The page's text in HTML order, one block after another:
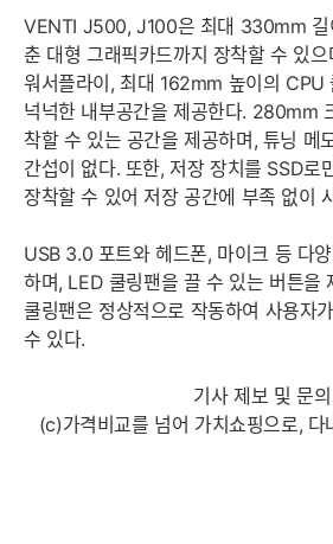
VENTI J500, J100은 최대 330mm 길
춘 대형 그래픽카드까지 장착할 수 있
워서플라이, 최대 162mm 높이의 CPU
넉넉한 내부공간을 제공한다. 280mm
착할 수 있는 공간을 제공하며, 튜닝 메
간섭이 없다. 또한, 저장 장치를 SSD로
장착할 수 있어 저장 공간에 부족 없이
USB 3.0 포트와 헤드폰, 마이크 등 다
하며, LED 쿨링팬을 끌 수 있는 버튼을
쿨링팬은 정상적으로 작동하여 사용자
수 있다.
기사 제보 및 문의
(c)가격비교를 넘어 가치쇼핑으로, 다